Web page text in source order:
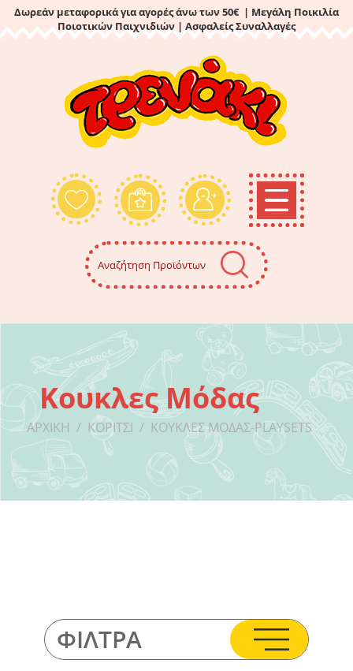
Δωρεάν μεταφορικά για αγορές άνω των 50€ | Μεγάλη Ποικιλία
Ποιοτικών Παιχνιδιών | Ασφαλείς Συναλλαγές
Κουκλες Μόδας
ΑΡΧΙΚΉ / ΚΟΡΊΤΣΙ / ΚΟΎΚΛΕΣ ΜΌΔΑΣ-PLAYSETS
ΦΊΛΤΡΑ